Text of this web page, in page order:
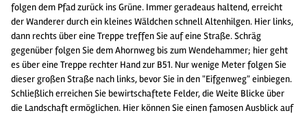
folgen dem Pfad zurück ins Grüne. Immer geradeaus haltend, erreicht
der Wanderer durch ein kleines Wäldchen schnell Altenhilgen. Hier links,
dann rechts über eine Treppe treffen Sie auf eine Straße. Schräg
gegenüber folgen Sie dem Ahornweg bis zum Wendehammer; hier geht
es über eine Treppe rechter Hand zur B51. Nur wenige Meter folgen Sie
dieser großen Straße nach links, bevor Sie in den "Eifgenweg" einbiegen.
Schließlich erreichen Sie bewirtschaftete Felder, die Weite Blicke über
die Landschaft ermöglichen. Hier können Sie einen famosen Ausblick auf